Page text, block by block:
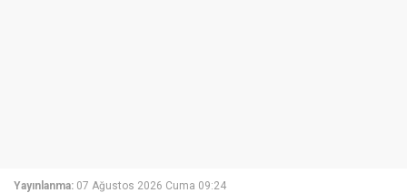
Yayınlanma: 07 Ağustos 2026 Cuma 09:24